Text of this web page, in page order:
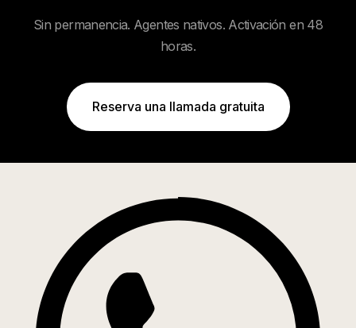
Sin permanencia. Agentes nativos. Activación en 48
horas.
Reserva una llamada gratuita